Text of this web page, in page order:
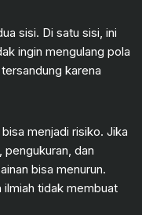
sisi. Di satu sisi, ini
ingin mengulang pola
karena
menjadi risiko. Jika
dan
bisa menurun.
ilmiah tidak membuat